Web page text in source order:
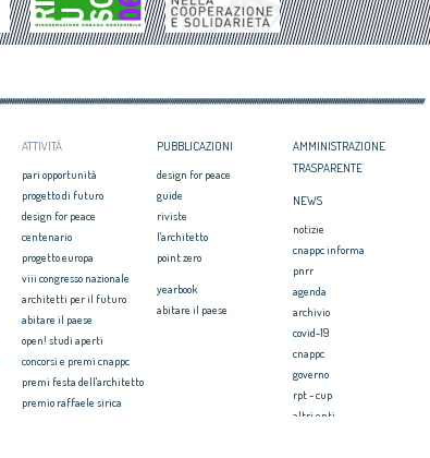
ATTIVITÀ
pari opportunità
progetto di futuro
design for peace
centenario
progetto europa
viii congresso nazionale
architetti per il futuro
abitare il paese
open! studi aperti
concorsi e premi cnappc
premi festa dell'architetto
premio raffaele sirica
PUBBLICAZIONI
design for peace
guide
riviste
l'architetto
point zero
yearbook
abitare il paese
AMMINISTRAZIONE
TRASPARENTE
NEWS
notizie
cnappc informa
pnrr
agenda
archivio
covid-19
cnappc
governo
rpt - cup
altri enti